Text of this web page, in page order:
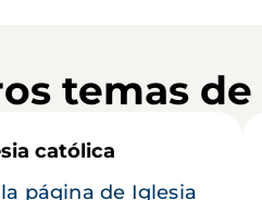
temas
católica
página de Iglesia